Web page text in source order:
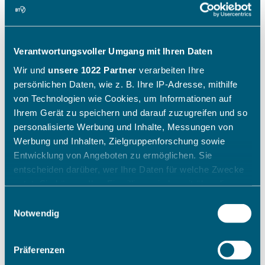
Verantwortungsvoller Umgang mit Ihren Daten
Wir und unsere 1022 Partner verarbeiten Ihre
persönlichen Daten, wie z. B. Ihre IP-Adresse, mithilfe
von Technologien wie Cookies, um Informationen auf
Ihrem Gerät zu speichern und darauf zuzugreifen und so
personalisierte Werbung und Inhalte, Messungen von
Werbung und Inhalten, Zielgruppenforschung sowie
Entwicklung von Angeboten zu ermöglichen. Sie
entscheiden darüber, wer Ihre Daten für welche Zwecke
Trigger Symbol ändern oder widerrufen
Informationen über Ihre geografische Lage erfassen,
Notwendig
Präferenzen
Padel, Pickleball oder doch
nur Tennis?
schnellsten wachsenden Sportarten weltweit